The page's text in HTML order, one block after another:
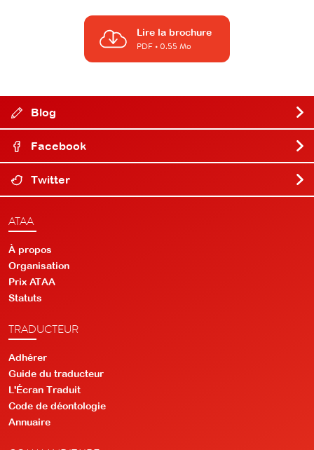
Lire la brochure
PDF• 0.55 Mo
Blog
Facebook
Twitter
ATAA
À propos
Organisation
Prix ATAA
Statuts
TRADUCTEUR
Adhérer
Guide du traducteur
L'Écran Traduit
Code de déontologie
Annuaire